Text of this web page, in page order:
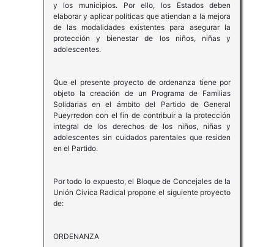
y los municipios. Por ello, los Estados deben
elaborar y aplicar políticas que atiendan a la mejora
de las modalidades existentes para asegurar la
protección y bienestar de los niños, niñas y
adolescentes.
Que el presente proyecto de ordenanza tiene por
objeto la creación de un Programa de Familias
Solidarias en el ámbito del Partido de General
Pueyrredon con el fin de contribuir a la protección
integral de los derechos de los niños, niñas y
adolescentes sin cuidados parentales que residen
en el Partido.
Por todo lo expuesto, el Bloque de Concejales de la
Unión Cívica Radical propone el siguiente proyecto
de:
ORDENANZA